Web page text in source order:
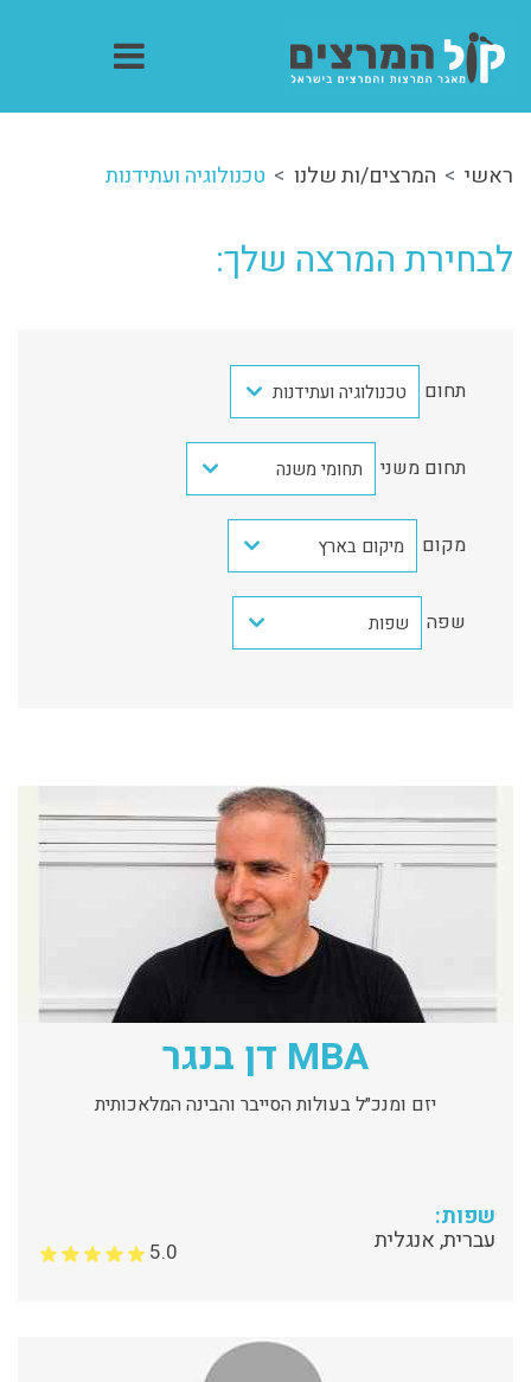
ראשי המרצים/ות שלנו טכנולוגיה ועתידנות
לבחירת המרצה שלך:
תחום טכנולוגיה ועתידנות
תחום משני תחומי משנה
מקום מיקום בארץ
שפה שפות
MBA דן בנגר
יזם ומנכ״ל בעולות הסייבר והבינה המלאכותית
שפות:
עברית, אנגלית 5.0